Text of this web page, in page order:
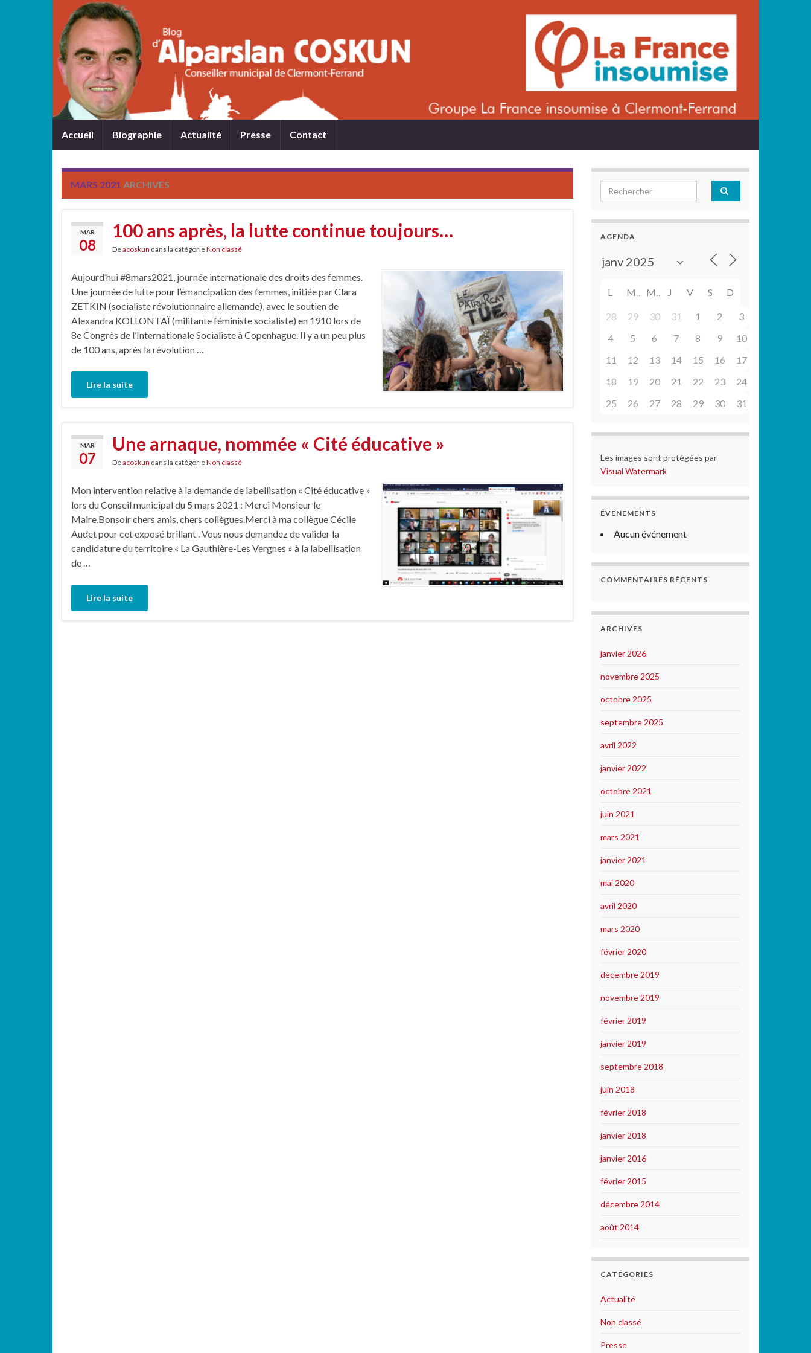
Accueil Biographie Actualité Presse Contact
MARS 2021 ARCHIVES
MAR
08
100 ans après, la lutte continue toujours…
Deacoskun dans la catégorieNon classé
Aujourd’hui #8mars2021, journée internationale des droits des femmes.
Une journée de lutte pour l’émancipation des femmes, initiée par Clara
ZETKIN (socialiste révolutionnaire allemande), avec le soutien de
Alexandra KOLLONTAÏ (militante féministe socialiste) en 1910 lors de
8e Congrès de l’Internationale Socialiste à Copenhague. Il y a un peu plus
de 100 ans, après la révolution …
Lire la suite
MAR
07
Une arnaque, nommée « Cité éducative »
Deacoskun dans la catégorieNon classé
Mon intervention relative à la demande de labellisation « Cité éducative »
lors du Conseil municipal du 5 mars 2021 : Merci Monsieur le
Maire.Bonsoir chers amis, chers collègues.Merci à ma collègue Cécile
Audet pour cet exposé brillant . Vous nous demandez de valider la
candidature du territoire « La Gauthière-Les Vergnes » à la labellisation
de …
Lire la suite
Search for:
AGENDA
L M M J V S D
28 29 30 31 1 2
3
4
5 6 7 8 9
10
11
12 13 14 15 16
17
18
19 20 21 22 23
24
25
26 27 28 29 30 31
Les images sont protégées par
Visual Watermark
ÉVÉNEMENTS
Aucun événement
COMMENTAIRES RÉCENTS
ARCHIVES
janvier 2026
novembre 2025
octobre 2025
septembre 2025
avril 2022
janvier 2022
octobre 2021
juin 2021
mars 2021
janvier 2021
mai 2020
avril 2020
mars 2020
février 2020
décembre 2019
novembre 2019
février 2019
janvier 2019
septembre 2018
juin 2018
février 2018
janvier 2018
janvier 2016
février 2015
décembre 2014
août 2014
CATÉGORIES
Actualité
Non classé
Presse